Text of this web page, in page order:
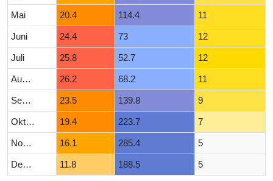
Mai 20.4 114.4 11
Juni 24.4 73 12
Juli 25.8 52.7 12
August 26.2 68.2 11
September 23.5 139.8 9
Oktober 19.4 223.7 7
November 16.1 285.4 5
Dezember 11.8 188.5 5